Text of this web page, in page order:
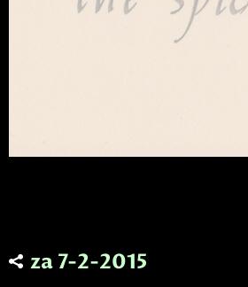
za 7-2-2015